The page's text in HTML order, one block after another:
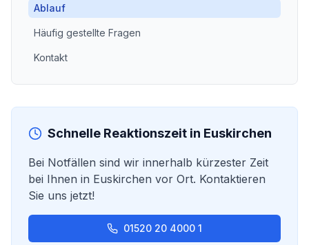
Ablauf
Häufig gestellte Fragen
Kontakt
Schnelle Reaktionszeit in Euskirchen
Bei Notfällen sind wir innerhalb kürzester Zeit
bei Ihnen in Euskirchen vor Ort. Kontaktieren
Sie uns jetzt!
01520 20 4000 1